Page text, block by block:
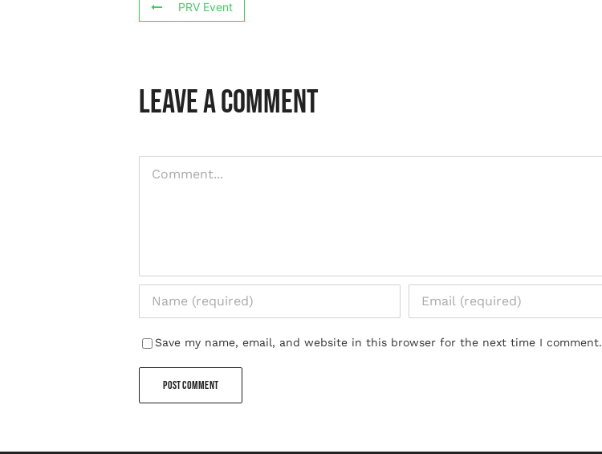
PRV Event
Leave A Comment
Save my name, email, and website in this browser for the next time I comment.